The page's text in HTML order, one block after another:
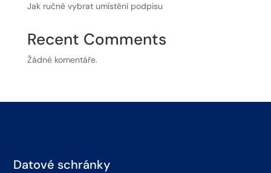
Jak ručně vybrat umístění podpisu
Recent Comments
Žádné komentáře.
Datové schránky